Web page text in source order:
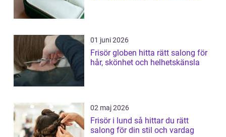
01 juni 2026
Frisör globen hitta rätt salong för
hår, skönhet och helhetskänsla
02 maj 2026
Frisör i lund så hittar du rätt
salong för din stil och vardag